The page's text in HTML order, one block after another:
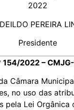
2022
PEREIRA
Presidente
154/2022 –
Câmara
no uso das
pela Lei Orgânica